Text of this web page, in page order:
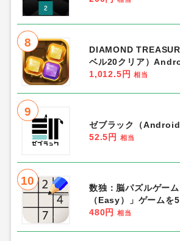
8
DIAMOND
ベル20クリア）
1,012.5円
相当
9
ゼブラック（Android
52.5円
相当
10
数独：脳パズルゲー
（Easy）」ゲームを
480円
相当